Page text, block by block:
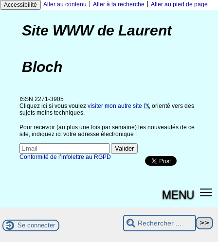
Accessibilité Aller au contenu Aller à la recherche Aller au pied de page
Site WWW de Laurent
Bloch
ISSN 2271-3905
Cliquez ici si vous voulez visiter mon autre site
, orienté vers des
sujets moins techniques.
Pour recevoir (au plus une fois par semaine) les nouveautés de ce
site, indiquez ici votre adresse électronique :
Conformité de l’infolettre au RGPD
MENU
Se connecter